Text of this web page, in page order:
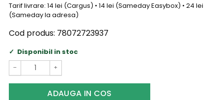
Tarif livrare: 14 lei (Cargus) • 14 lei (Sameday Easybox) • 24 lei
(Sameday la adresa)
Cod produs: 78072723937
Disponibil in stoc
− +
ADAUGA IN COS